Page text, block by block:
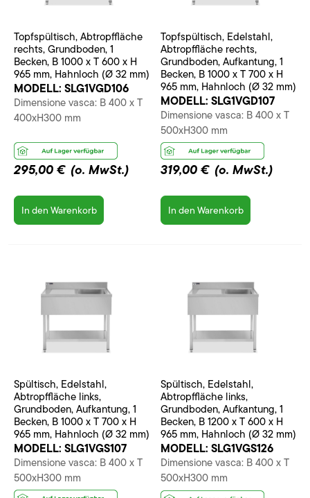
Topfspültisch, Abtropffläche
rechts, Grundboden, 1
Becken, B 1000 x T 600 x H
965 mm, Hahnloch (Ø 32 mm)
MODELL: SLG1VGD106
Dimensione vasca: B 400 x T
400xH300 mm
295,00 € (o. MwSt.)
In den Warenkorb
Topfspültisch, Edelstahl,
Abtropffläche rechts,
Grundboden, Aufkantung, 1
Becken, B 1000 x T 700 x H
965 mm, Hahnloch (Ø 32 mm)
MODELL: SLG1VGD107
Dimensione vasca: B 400 x T
500xH300 mm
319,00 € (o. MwSt.)
In den Warenkorb
Spültisch, Edelstahl,
Abtropffläche links,
Grundboden, Aufkantung, 1
Becken, B 1000 x T 700 x H
965 mm, Hahnloch (Ø 32 mm)
MODELL: SLG1VGS107
Dimensione vasca: B 400 x T
500xH300 mm
Spültisch, Edelstahl,
Abtropffläche links,
Grundboden, Aufkantung, 1
Becken, B 1200 x T 600 x H
965 mm, Hahnloch (Ø 32 mm)
MODELL: SLG1VGS126
Dimensione vasca: B 400 x T
500xH300 mm